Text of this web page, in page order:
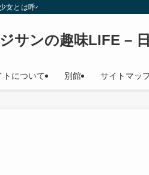
とは呼べない年齢になり（笑） このサ
サンの趣味LIFE –
トについて 別館 サイトマッ